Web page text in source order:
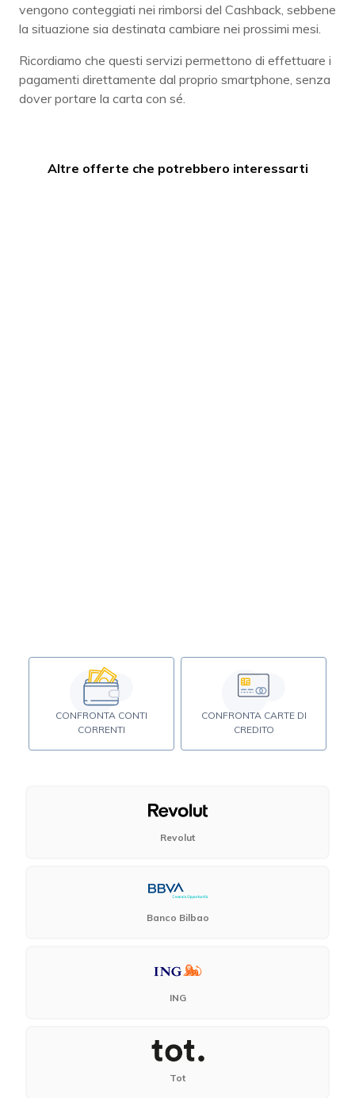
vengono conteggiati nei rimborsi del Cashback, sebbene
la situazione sia destinata cambiare nei prossimi mesi.
Ricordiamo che questi servizi permettono di effettuare i
pagamenti direttamente dal proprio smartphone, senza
dover portare la carta con sé.
Altre offerte che potrebbero interessarti
CONFRONTA CONTI
CORRENTI
CONFRONTA CARTE DI
CREDITO
Revolut
Banco Bilbao
ING
Tot